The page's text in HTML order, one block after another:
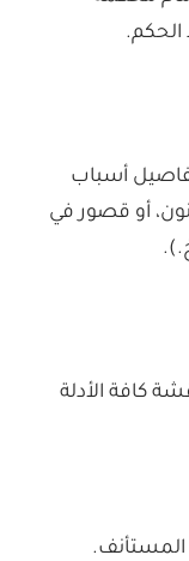
الحكم.
أسباب
أو قصور في
كافة الأدلة